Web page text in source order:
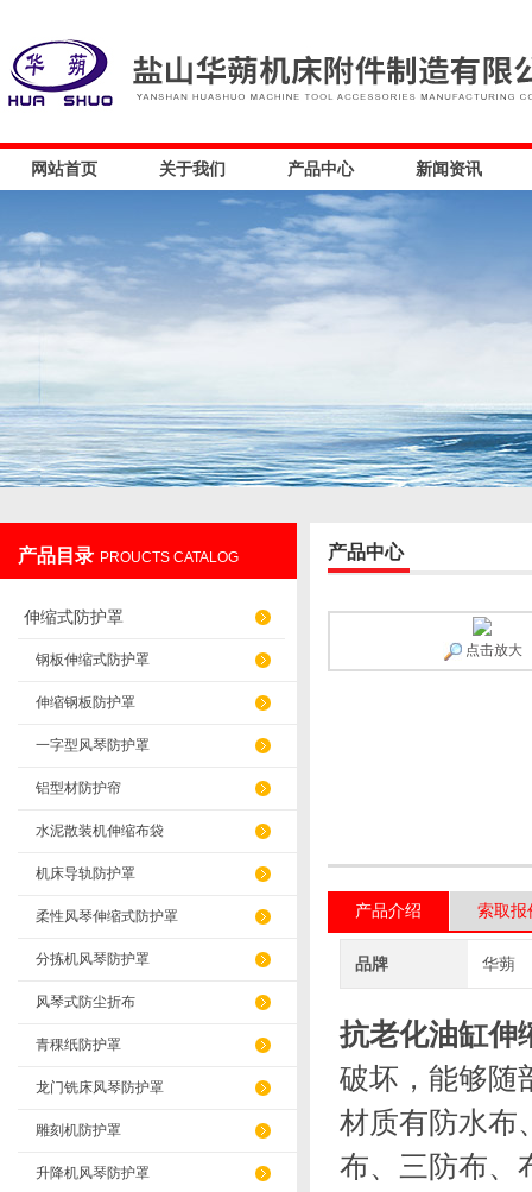
网站首页 关于我们 产品中心 新闻资讯
产品目录 PROUCTS CATALOG
伸缩式防护罩
钢板伸缩式防护罩
伸缩钢板防护罩
一字型风琴防护罩
铝型材防护帘
水泥散装机伸缩布袋
机床导轨防护罩
柔性风琴伸缩式防护罩
分拣机风琴防护罩
风琴式防尘折布
青稞纸防护罩
龙门铣床风琴防护罩
雕刻机防护罩
升降机风琴防护罩
产品中心
点击放大
产品介绍 索取报
品牌 华蒴
抗老化油缸伸
破坏，能够随
材质有防水布
布、三防布、